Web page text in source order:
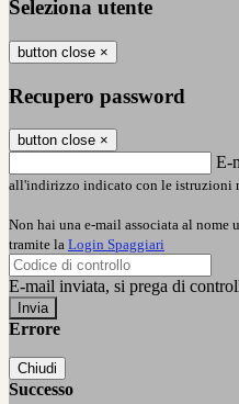
Seleziona utente
button close ×
Recupero password
button close ×
E-
all'indirizzo indicato con le istruzioni
Non hai una e-mail associata al nome
tramite la Login Spaggiari
E-mail inviata, si prega di
Errore
Chiudi
Successo